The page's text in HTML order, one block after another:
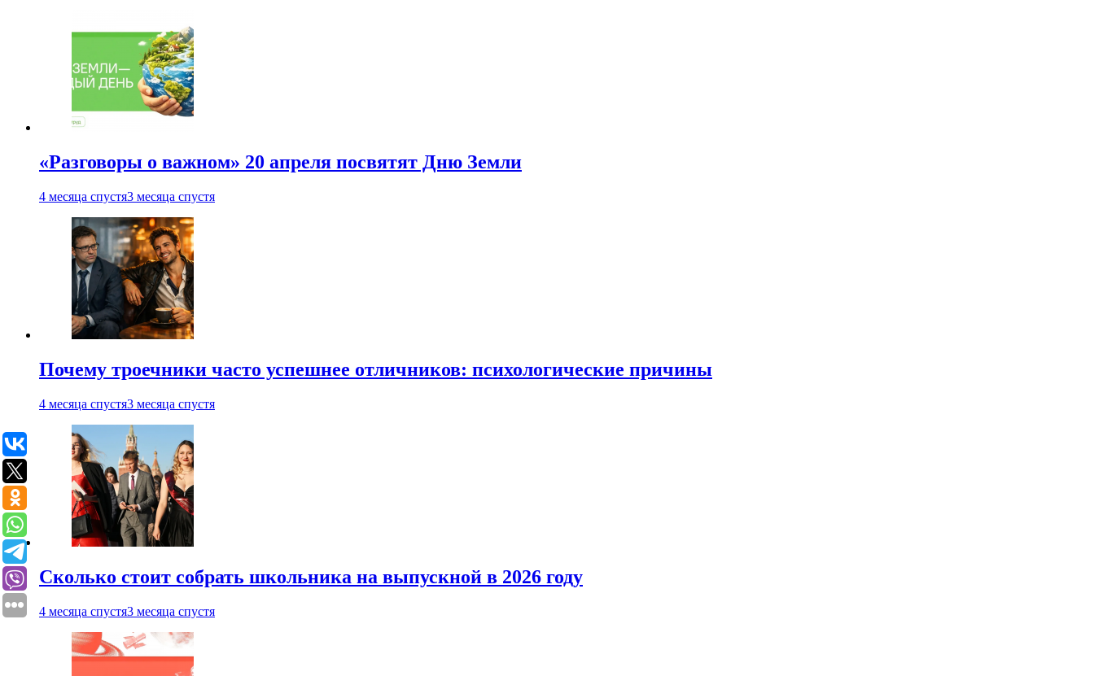
«Разговоры о важном» 20 апреля посвятят Дню Земли
4 месяца спустя3 месяца спустя
Почему троечники часто успешнее отличников: психологические причины
4 месяца спустя3 месяца спустя
Сколько стоит собрать школьника на выпускной в 2026 году
4 месяца спустя3 месяца спустя